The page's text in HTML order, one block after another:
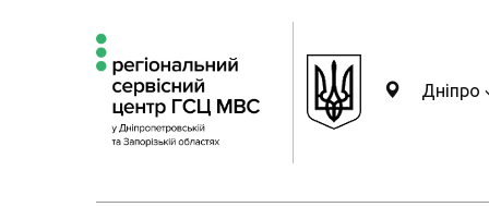
Дніпро